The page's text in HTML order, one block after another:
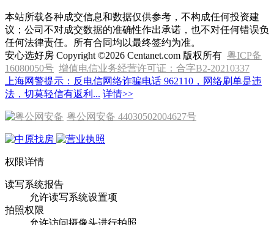
本站所载各种成交信息和数据仅供参考，不构成任何投资建
议；公司不对成交数据的准确性作出承诺，也不对任何错误负
任何法律责任。所有合同均以最终签约为准。
安心选好房 Copyright ©2026 Centanet.com 版权所有 粤ICP备
16080050号 增值电信业务经营许可证：合字B2-20210337
上海网警提示：反电信网络诈骗电话 962110，网络刷单是违
法，切莫轻信有返利... 详情>>
粤公网安备 44030502004627号
权限详情
读写系统报告
允许读写系统设置项
拍照权限
允许访问摄像头进行拍照